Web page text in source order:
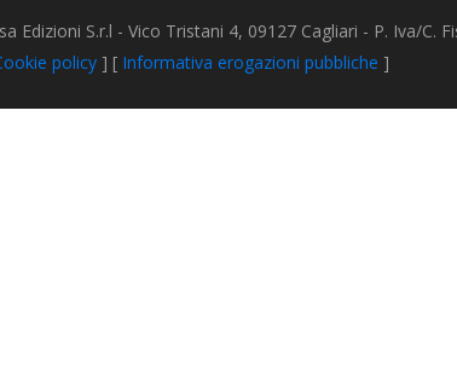
Edizioni S.r.l - Vico Tristani 4, 09127 Cagliari - P. Iva/C.
policy ] [ Informativa erogazioni pubbliche ]